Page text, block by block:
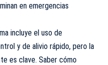
en emergencias
incluye el uso de
y de alivio rápido, pero la
es clave. Saber cómo